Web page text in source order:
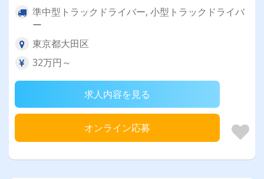
準中型トラックドライバー, 小型トラックドライバ
ー
東京都大田区
32万円～
求人内容を見る
オンライン応募